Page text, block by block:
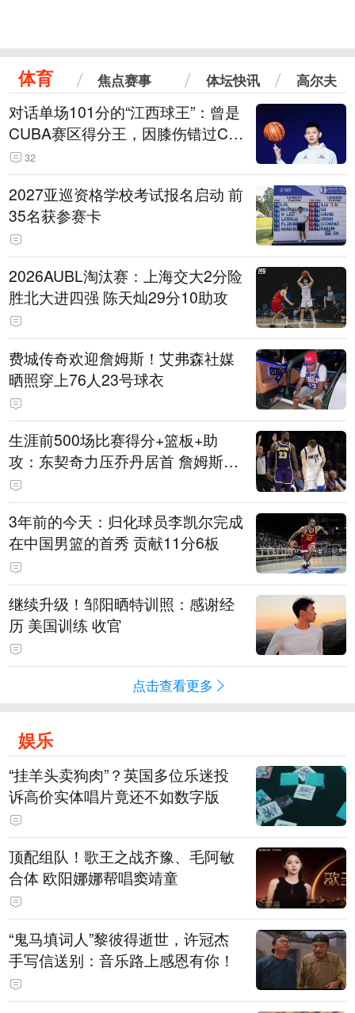
体育 焦点赛事 体坛快讯 高尔夫
对话单场101分的“江西球王”：曾是
CUBA赛区得分王，因膝伤错过CB
A选秀
32
2027亚巡资格学校考试报名启动 前
35名获参赛卡
2026AUBL淘汰赛：上海交大2分险
胜北大进四强 陈天灿29分10助攻
费城传奇欢迎詹姆斯！艾弗森社媒
晒照穿上76人23号球衣
生涯前500场比赛得分+篮板+助
攻：东契奇力压乔丹居首 詹姆斯第
六
3年前的今天：归化球员李凯尔完成
在中国男篮的首秀 贡献11分6板
继续升级！邹阳晒特训照：感谢经
历 美国训练 收官
点击查看更多
娱乐
“挂羊头卖狗肉”？英国多位乐迷投
诉高价实体唱片竟还不如数字版
顶配组队！歌王之战齐豫、毛阿敏
合体 欧阳娜娜帮唱窦靖童
“鬼马填词人”黎彼得逝世，许冠杰
手写信送别：音乐路上感恩有你！